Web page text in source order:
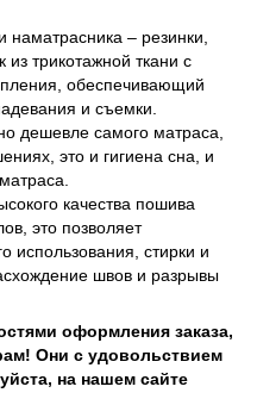
– резинки,
трикотажной ткани с
обеспечивающий
и съемки.
дешевле самого матраса,
это и гигиена сна, и
качества пошива
это позволяет
использования, стирки и
швов и разрывы
оформления заказа,
Они с удовольствием
на нашем сайте